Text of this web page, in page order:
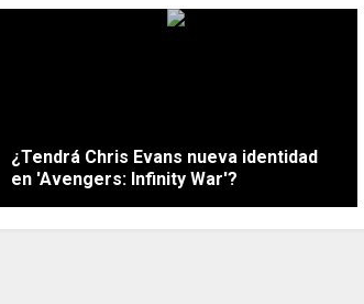
¿Tendrá Chris Evans nueva identidad
en 'Avengers: Infinity War'?